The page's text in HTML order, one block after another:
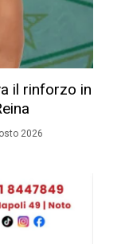
il rinforzo in
2026